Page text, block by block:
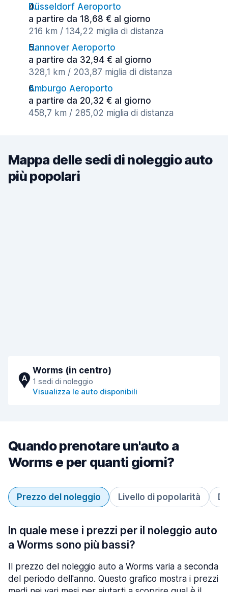
Düsseldorf Aeroporto
a partire da 18,68 € al giorno
216 km / 134,22 miglia di distanza
Hannover Aeroporto
a partire da 32,94 € al giorno
328,1 km / 203,87 miglia di distanza
Amburgo Aeroporto
a partire da 20,32 € al giorno
458,7 km / 285,02 miglia di distanza
Mappa delle sedi di noleggio auto
più popolari
A
Worms (in centro)
1 sedi di noleggio
Visualizza le auto disponibili
Quando prenotare un'auto a
Worms e per quanti giorni?
Prezzo del noleggio Livello di popolarità
In quale mese i prezzi per il noleggio auto
a Worms sono più bassi?
Il prezzo del noleggio auto a Worms varia a seconda
del periodo dell'anno. Questo grafico mostra i prezzi